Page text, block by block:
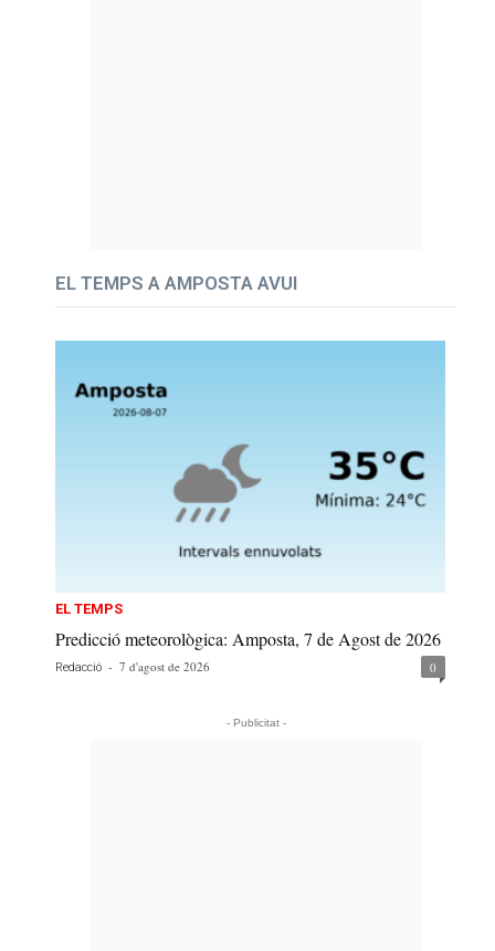
EL TEMPS A AMPOSTA AVUI
EL TEMPS
Predicció meteorològica: Amposta, 7 de Agost de 2026
Redacció - 7 d'agost de 2026 0
- Publicitat -